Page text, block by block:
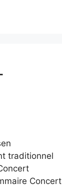
traditionnel
Concert